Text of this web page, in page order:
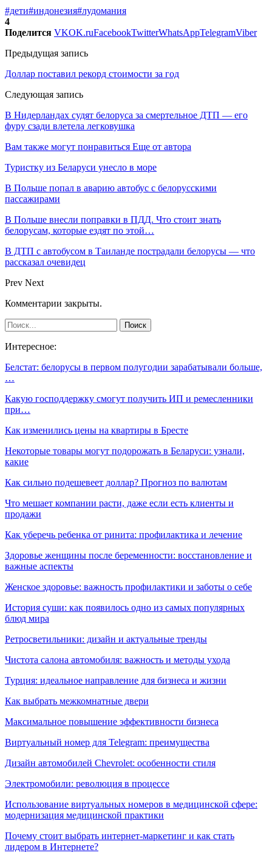
#дети#индонезия#лудомания
4
Поделится VKOK.ruFacebookTwitterWhatsAppTelegramViber
Предыдущая запись
Доллар поставил рекорд стоимости за год
Следующая запись
В Нидерландах судят белоруса за смертельное ДТП — его
фуру сзади влетела легковушка
Вам также могут понравиться Еще от автора
Туристку из Беларуси унесло в море
В Польше попал в аварию автобус с белорусскими
пассажирами
В Польше внесли поправки в ПДД. Что стоит знать
белорусам, которые ездят по этой…
В ДТП с автобусом в Таиланде пострадали белорусы — что
рассказал очевидец
Prev Next
Комментарии закрыты.
Интересное:
Белстат: белорусы в первом полугодии зарабатывали больше,
…
Какую господдержку смогут получить ИП и ремесленники
при…
Как изменились цены на квартиры в Бресте
Некоторые товары могут подорожать в Беларуси: узнали,
какие
Как сильно подешевеет доллар? Прогноз по валютам
Что мешает компании расти, даже если есть клиенты и
продажи
Как уберечь ребенка от ринита: профилактика и лечение
Здоровье женщины после беременности: восстановление и
важные аспекты
Женское здоровье: важность профилактики и заботы о себе
История суши: как появилось одно из самых популярных
блюд мира
Ретросветильники: дизайн и актуальные тренды
Чистота салона автомобиля: важность и методы ухода
Турция: идеальное направление для бизнеса и жизни
Как выбрать межкомнатные двери
Максимальное повышение эффективности бизнеса
Виртуальный номер для Telegram: преимущества
Дизайн автомобилей Chevrolet: особенности стиля
Электромобили: революция в процессе
Использование виртуальных номеров в медицинской сфере:
модернизация медицинской практики
Почему стоит выбрать интернет-маркетинг и как стать
лидером в Интернете?